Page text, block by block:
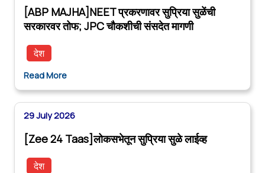
[ABP MAJHA]NEET प्रकरणावर सुप्रिया सुळेंची
सरकारवर तोफ; JPC चौकशीची संसदेत मागणी
देश
Read More
29 July 2026
[Zee 24 Taas]लोकसभेतून सुप्रिया सुळे लाईव्ह
देश